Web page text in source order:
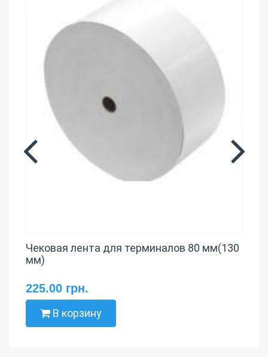
Чековая лента для терминалов 80 мм(130
мм)
225.00 грн.
В корзину